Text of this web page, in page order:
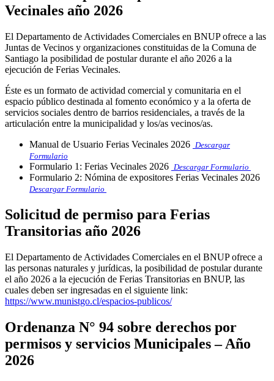
Vecinales año 2026
El Departamento de Actividades Comerciales en BNUP ofrece a las
Juntas de Vecinos y organizaciones constituidas de la Comuna de
Santiago la posibilidad de postular durante el año 2026 a la
ejecución de Ferias Vecinales.
Éste es un formato de actividad comercial y comunitaria en el
espacio público destinada al fomento económico y a la oferta de
servicios sociales dentro de barrios residenciales, a través de la
articulación entre la municipalidad y los/as vecinos/as.
Manual de Usuario Ferias Vecinales 2026 Descargar
Formulario
Formulario 1: Ferias Vecinales 2026 Descargar Formulario
Formulario 2: Nómina de expositores Ferias Vecinales 2026
Descargar Formulario
Solicitud de permiso para Ferias
Transitorias año 2026
El Departamento de Actividades Comerciales en el BNUP ofrece a
las personas naturales y jurídicas, la posibilidad de postular durante
el año 2026 a la ejecución de Ferias Transitorias en BNUP, las
cuales deben ser ingresadas en el siguiente link:
https://www.munistgo.cl/espacios-publicos/
Ordenanza N° 94 sobre derechos por
permisos y servicios Municipales – Año
2026